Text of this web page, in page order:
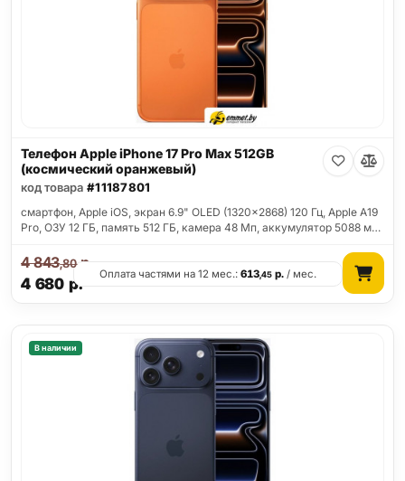
Телефон Apple iPhone 17 Pro Max 512GB
(космический оранжевый)
код товара #11187801
смартфон, Apple iOS, экран 6.9" OLED (1320x2868) 120 Гц, Apple A19
Pro, ОЗУ 12 ГБ, память 512 ГБ, камера 48 Мп, аккумулятор 5088 м…
4 680 р.
4 843,80р.
Оплата частями на 12 мес.:613,45 р. / мес.
В наличии